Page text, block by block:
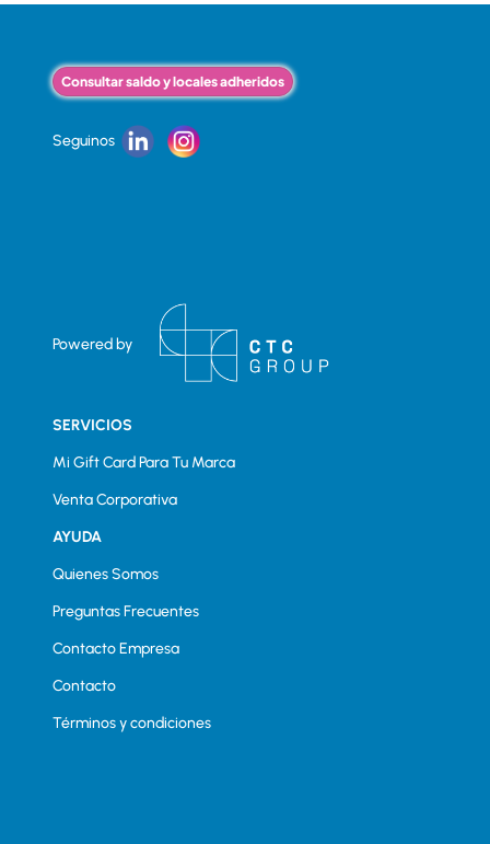
Consultar saldo y locales adheridos
Seguinos
Powered by
SERVICIOS
Mi Gift Card Para Tu Marca
Venta Corporativa
AYUDA
Quienes Somos
Preguntas Frecuentes
Contacto Empresa
Contacto
Términos y condiciones